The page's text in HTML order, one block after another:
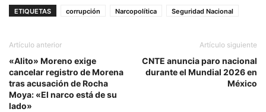
ETIQUETAS corrupción Narcopolítica Seguridad Nacional
Artículo anterior
«Alito» Moreno exige
cancelar registro de Morena
tras acusación de Rocha
Moya: «El narco está de su
lado»
Artículo siguiente
CNTE anuncia paro nacional
durante el Mundial 2026 en
México